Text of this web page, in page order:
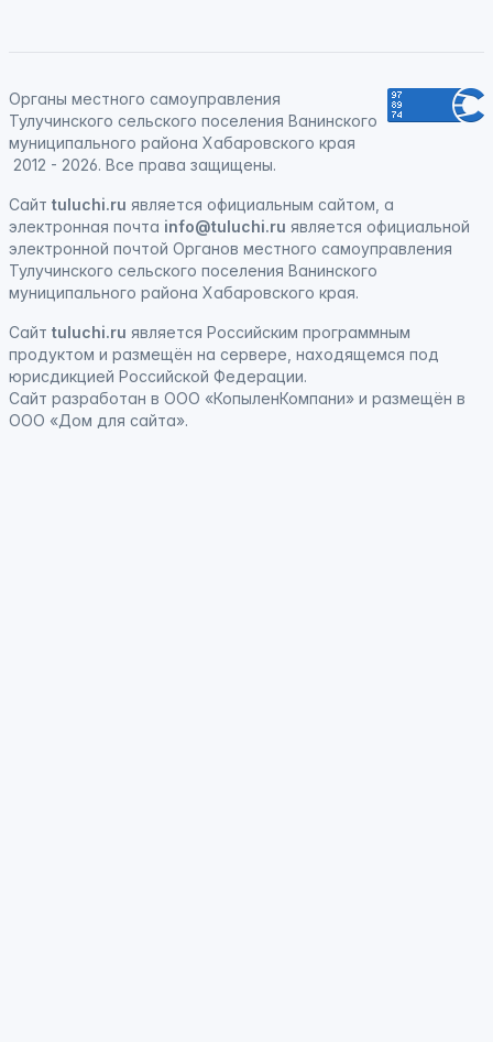
Органы местного самоуправления
Тулучинского сельского поселения Ванинского
муниципального района Хабаровского края
2012 - 2026. Все права защищены.
Сайт tuluchi.ru является официальным сайтом, а
электронная почта info@tuluchi.ru является официальной
электронной почтой Органов местного самоуправления
Тулучинского сельского поселения Ванинского
муниципального района Хабаровского края.
Сайт tuluchi.ru является Российским программным
продуктом и размещён на сервере, находящемся под
юрисдикцией Российской Федерации.
Сайт разработан в ООО «КопыленКомпани» и размещён в
ООО «Дом для сайта».